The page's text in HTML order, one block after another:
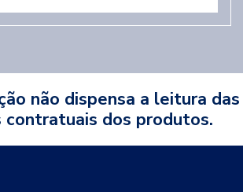
não dispensa a leitura das
contratuais dos produtos.